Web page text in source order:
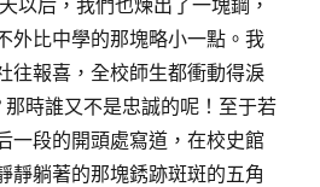
以后，我們也煉出了一塊鋼，
外比中學的那塊略小一點。我
往報喜，全校師生都衝動得淚
時誰又不是忠誠的呢！至于若
一段的開頭處寫道，在校史館
靜躺著的那塊銹跡斑斑的五角